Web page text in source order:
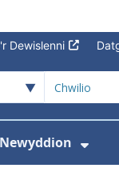
Dewislenni
Newyddion